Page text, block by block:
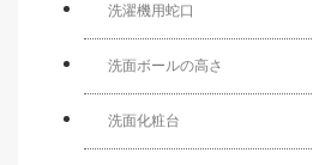
洗濯機用蛇口
洗面ボールの高さ
洗面化粧台